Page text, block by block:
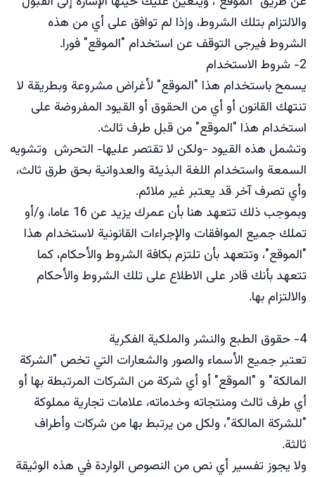
والالتزام بتلك الشروط، وإذا لم توافق على أي من هذه
الشروط فيرجى التوقف عن استخدام "الموقع" فورا.
2- شروط الاستخدام
يسمح باستخدام هذا "الموقع" لأغراض مشروعة وبطريقة لا
تنتهك القانون أو أي من الحقوق أو القيود المفروضة على
استخدام هذا "الموقع" من قبل طرف ثالث.
وتشمل هذه القيود -ولكن لا تقتصر عليها- التحرش وتشويه
السمعة واستخدام اللغة البذيئة والعدوانية بحق طرق ثالث،
وأي تصرف آخر قد يعتبر غير ملائم.
وبموجب ذلك تتعهد هنا بأن عمرك يزيد عن 16 عاما، و/أو
تملك جميع الموافقات والإجراءات القانونية لاستخدام هذا
"الموقع"، وتتعهد بأن تلتزم بكافة الشروط والأحكام، كما
تتعهد بأنك قادر على الاطلاع على تلك الشروط والأحكام
والالتزام بها.
4- حقوق الطبع والنشر والملكية الفكرية
تعتبر جميع الأسماء والصور والشعارات التي تخص "الشركة
المالكة" و "الموقع" أو أي شركة من الشركات المرتبطة بها أو
أي طرف ثالث ومنتجاته وخدماته، علامات تجارية مملوكة
"للشركة المالكة"، ولكل من يرتبط بها من شركات وأطراف
ثالثة.
ولا يجوز تفسير أي نص من النصوص الواردة في هذه الوثيقة